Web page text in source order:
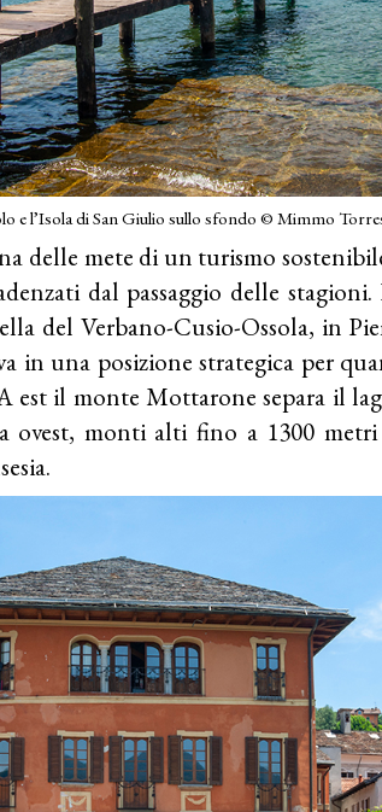
e l’Isola di San Giulio sullo sfondo © Mimmo
delle mete di un turismo
dal passaggio delle
del Verbano-Cusio-Ossola, in
in una posizione strategica per
est il monte Mottarone separa il
ovest, monti alti fino a 1300 metri